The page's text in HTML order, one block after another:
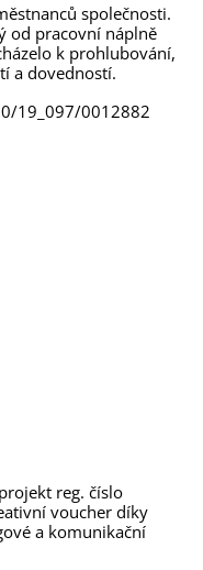
společnosti.
od pracovní náplně
k prohlubování,
a dovedností.
19_097/0012882
reg. číslo
voucher díky
a komunikační